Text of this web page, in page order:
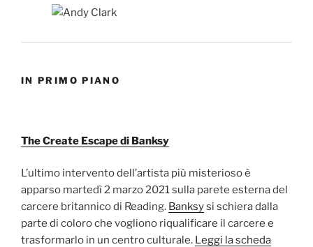
IN PRIMO PIANO
The Create Escape di Banksy
L’ultimo intervento dell’artista più misterioso è
apparso martedì 2 marzo 2021 sulla parete esterna del
carcere britannico di Reading. Banksysi schiera dalla
parte di coloro che vogliono riqualificare il carcere e
trasformarlo in un centro culturale. Leggi la scheda